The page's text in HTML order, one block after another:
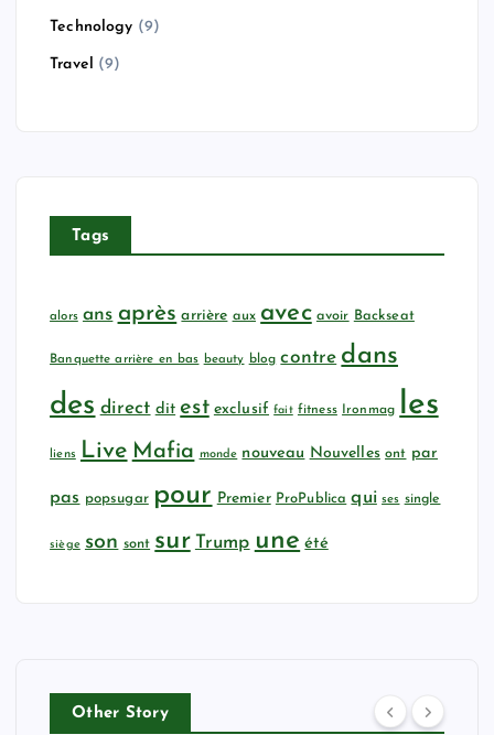
Technology (9)
Travel (9)
Tags
alors ans après arrière aux avec avoir Backseat
Banquette arrière en bas beauty blog contre dans
des direct dit est exclusif fait fitness Ironmag les
liens Live Mafia monde nouveau Nouvelles ont par
pas popsugar pour Premier ProPublica qui ses single
siège son sont sur Trump une été
Other Story